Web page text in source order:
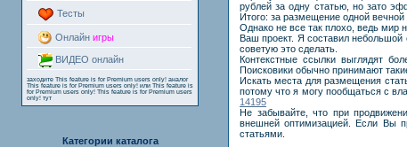
Тесты
Онлайн игры
ВИДЕО онлайн
заходите This feature is for Premium users only! аналог
This feature is for Premium users only! или This feature is
for Premium users only! This feature is for Premium users
only! тут
Категории каталога
рублей за одну статью, но зато
Итого: за размещение одной вечной
Однако не все так плохо, ведь мир
Ваш проект. Я составил небольшой
советую это сделать.
Контекстные ссылки выглядят
Поисковики обычно принимают
Искать места для размещения
потому что я могу пообщаться с
14195
Не забывайте, что при
внешней оптимизацией. Если Вы
статьями.